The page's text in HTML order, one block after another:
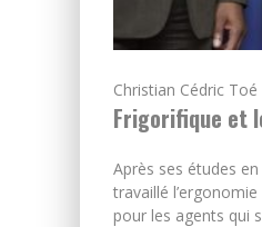
Christian Cédric
Frigorifique et
Après ses études
travaillé
pour les agents qui